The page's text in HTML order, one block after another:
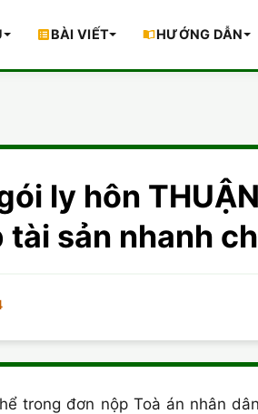
BÀI VIẾT HƯỚNG DẪN
ly hôn
sản nhanh
trong đơn nộp Toà án nhân